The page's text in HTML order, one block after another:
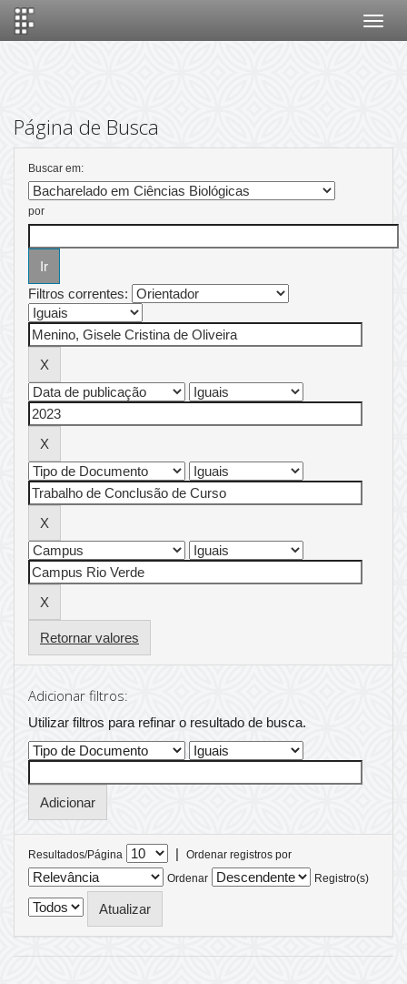
Página de Busca
Buscar em:
por
Filtros correntes:
Retornar valores
Adicionar filtros:
Utilizar filtros para refinar o resultado de busca.
Resultados/Página |
Ordenar registros por
Ordenar
Registro(s)